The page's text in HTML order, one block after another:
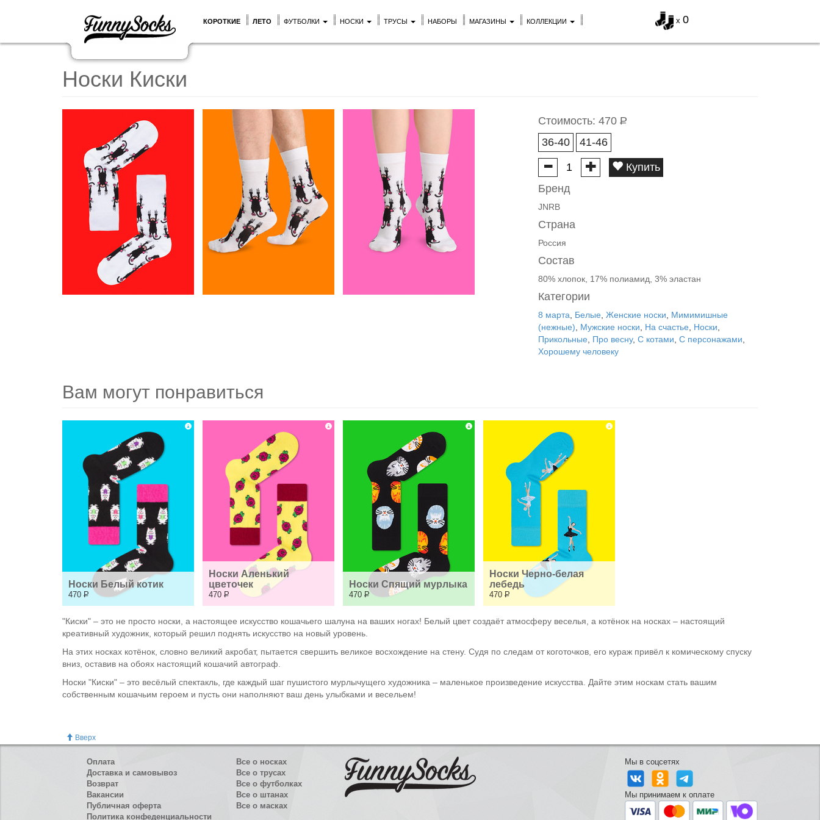
x 0
КОРОТКИЕ ЛЕТО ФУТБОЛКИ НОСКИ ТРУСЫ НАБОРЫ МАГАЗИНЫ КОЛЛЕКЦИИ
Носки Киски
Стоимость: 470 Р
36-40
41-46
Купить
Бренд
JNRB
Страна
Россия
Состав
80% хлопок, 17% полиамид, 3% эластан
Категории
8 марта Белые Женские носки
Мимимишные
(нежные)
Мужские носки На счастье Носки
Прикольные
Про весну, С котами С персонажами
Хорошему человеку
Вам могут понравиться
Носки Белый котик
470 Р
Носки Аленький
цветочек
470 Р
Носки Спящий мурлыка
470 Р
Носки Черно-белая
лебедь
470 Р
"Киски" – это не просто носки, а настоящее искусство кошачьего шалуна на ваших ногах! Белый цвет создаёт атмосферу веселья, а котёнок на носках – настоящий
креативный художник, который решил поднять искусство на новый уровень.
На этих носках котёнок, словно великий акробат, пытается свершить великое восхождение на стену. Судя по следам от коготочков, его кураж привёл к комическому спуску
вниз, оставив на обоях настоящий кошачий автограф.
Носки "Киски" – это весёлый спектакль, где каждый шаг пушистого мурлычущего художника – маленькое произведение искусства. Дайте этим носкам стать вашим
собственным кошачьим героем и пусть они наполняют ваш день улыбками и весельем!
Вверх
Оплата
Доставка и самовывоз
Возврат
Вакансии
Публичная оферта
Политика конфеденциальности
Все о носках
Все о трусах
Все о футболках
Все о штанах
Все о масках
Мы в соцсетях
Мы принимаем к оплате